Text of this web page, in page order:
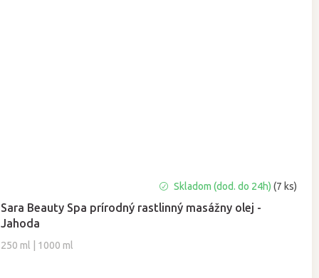
Sara Beauty Spa prírodný rastlinný masážny olej -
Jahoda
250 ml | 1000 ml
produktu
je
5,0
Skladom (dod. do 24h)(7 ks)